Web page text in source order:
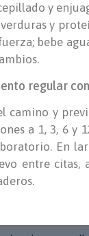
y
y
bebe
regular
camino y
a 1, 3, 6 y
En
entre